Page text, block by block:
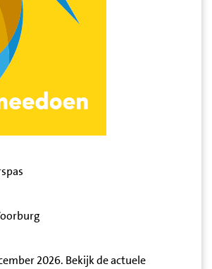
2026. Bekijk de actuele